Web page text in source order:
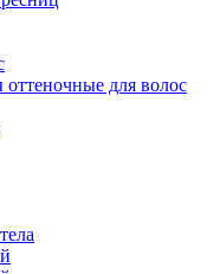
для волос